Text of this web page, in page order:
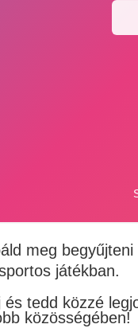
meg
játékban.
tedd közzé
közösségében!